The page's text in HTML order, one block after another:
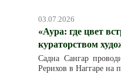
03.07.2026
«Аура: где цвет
кураторством
Садна Сангар
Рерихов в Наггаре на